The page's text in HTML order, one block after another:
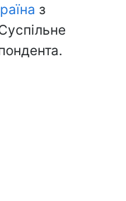
з